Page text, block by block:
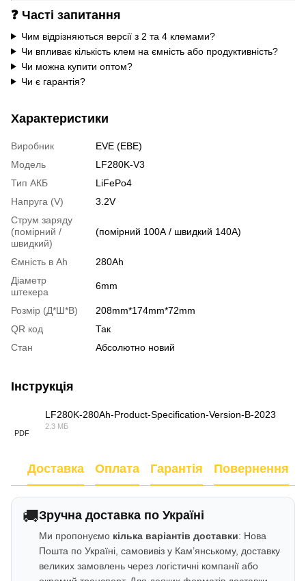
❓ Часті запитання
Чим відрізняються версії з 2 та 4 клемами?
Чи впливає кількість клем на ємність або продуктивність?
Чи можна купити оптом?
Чи є гарантія?
Характеристики
Виробник
EVE (ЕВЕ)
Модель
LF280K-V3
Тип АКБ
LiFePo4
Напруга (V)
3.2V
Струм заряду
(помірний /
швидкий)
(помірний 100А / швидкий 140А)
Ємність в Аh
280Ah
Діаметр
штекера
6mm
Розмір (Д*Ш*В)
208mm*174mm*72mm
QR код
Так
Стан
Абсолютно новий
Інструкція
PDF
LF280K-280Ah-Product-Specification-Version-B-2023
2.3 МБ
Доставка Оплата Гарантія Повернення
🚚Зручна доставка по Україні
Ми пропонуємо кілька варіантів доставки: Нова
Пошта по Україні, самовивіз у Кам’янському, доставку
великих замовлень через логістичні компанії або